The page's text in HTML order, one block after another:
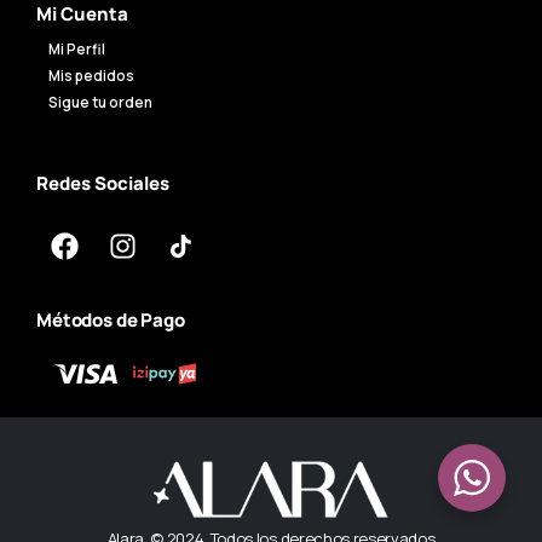
Mi Cuenta
Mi Perfil
Mis pedidos
Sigue tu orden
Redes Sociales
Métodos de Pago